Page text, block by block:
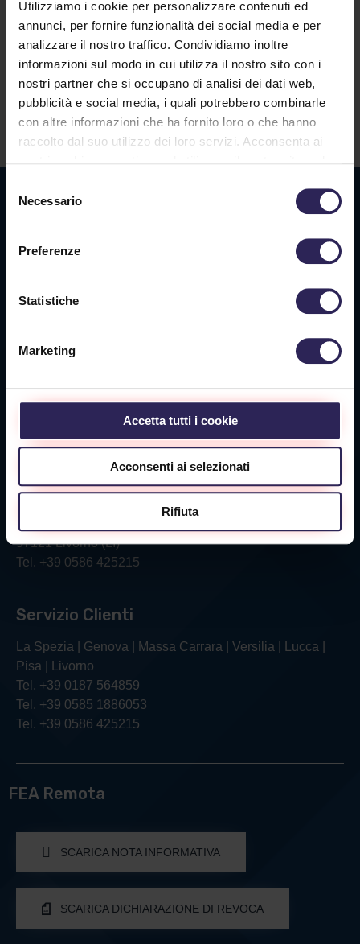
Utilizziamo i cookie per personalizzare contenuti ed
annunci, per fornire funzionalità dei social media e per
analizzare il nostro traffico. Condividiamo inoltre
informazioni sul modo in cui utilizza il nostro sito con i
nostri partner che si occupano di analisi dei dati web,
pubblicità e social media, i quali potrebbero combinarle
con altre informazioni che ha fornito loro o che hanno
raccolto dal suo utilizzo dei loro servizi. Acconsenta ai
delNecessario
Preferenze
Statistiche
Marketing
Accetta tutti i cookie
Acconsenti ai selezionati
Rifiuta
Lavora con noi
Contatti
Sede La Spezia
19136 La Spezia (SP)
info@vigilanzalalince.it
Via Aurelia Ovest 349
Tel. +39 0585 1886053
Sede Livorno
57121 Livorno (LI)
Tel. +39 0586 425215
Servizio Clienti
La Spezia | Genova | Massa Carrara | Versilia | Lucca |
Pisa | Livorno
Tel. +39 0187 564859
Tel. +39 0585 1886053
Tel. +39 0586 425215
FEA Remota
SCARICA NOTA INFORMATIVA
SCARICA DICHIARAZIONE DI REVOCA